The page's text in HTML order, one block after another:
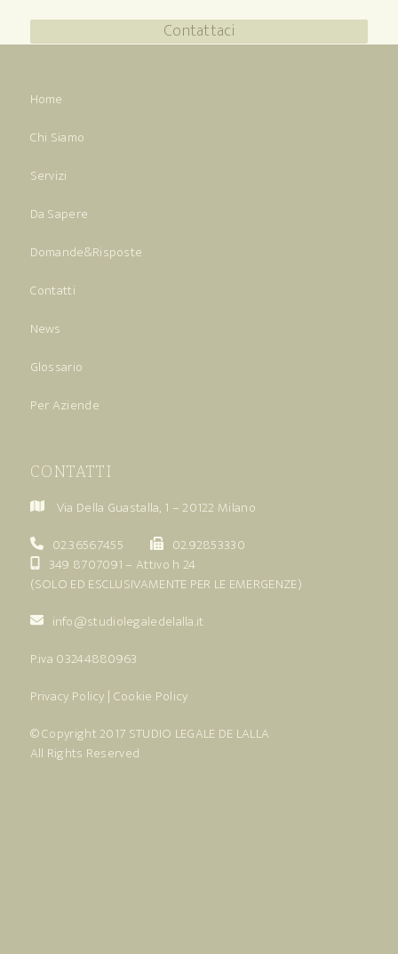
Contattaci
Home
Chi Siamo
Servizi
Da Sapere
Domande&Risposte
Contatti
News
Glossario
Per Aziende
CONTATTI
Via Della Guastalla, 1 – 20122 Milano
02.36567455
02.92853330
349 8707091 – Attivo h 24
(SOLO ED ESCLUSIVAMENTE PER LE EMERGENZE)
info@studiolegaledelalla.it
P.iva 03244880963
Privacy Policy | Cookie Policy
© Copyright 2017 STUDIO LEGALE DE LALLA
All Rights Reserved